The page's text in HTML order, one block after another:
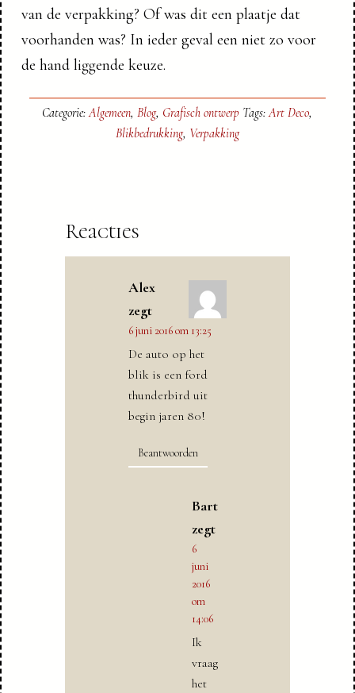
van de verpakking? Of was dit een plaatje dat
voorhanden was? In ieder geval een niet zo voor
de hand liggende keuze.
Categorie:Algemeen,Blog, Grafisch ontwerp Tags:Art Deco,
Blikbedrukking, Verpakking
Reacties
Alex
zegt
6 juni 2016 om 13:25
De auto op het
blik is een ford
thunderbird uit
begin jaren 80!
Beantwoorden
Bart
zegt
6
juni
2016
om
14:06
Ik
vraag
het